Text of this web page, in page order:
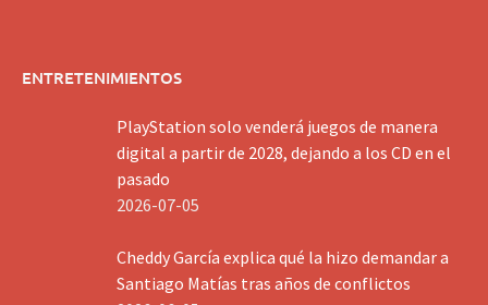
ENTRETENIMIENTOS
PlayStation solo venderá juegos de manera
digital a partir de 2028, dejando a los CD en el
pasado
2026-07-05
Cheddy García explica qué la hizo demandar a
Santiago Matías tras años de conflictos